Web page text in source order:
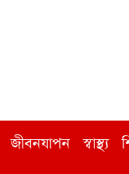
জীবনযাপন স্বাস্থ্য